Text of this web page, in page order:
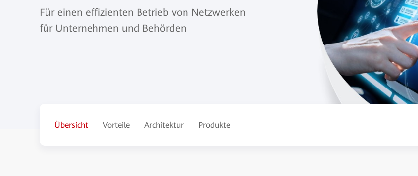
Für einen effizienten Betrieb von Netzwerken
für Unternehmen und Behörden
Übersicht Vorteile Architektur Produkte